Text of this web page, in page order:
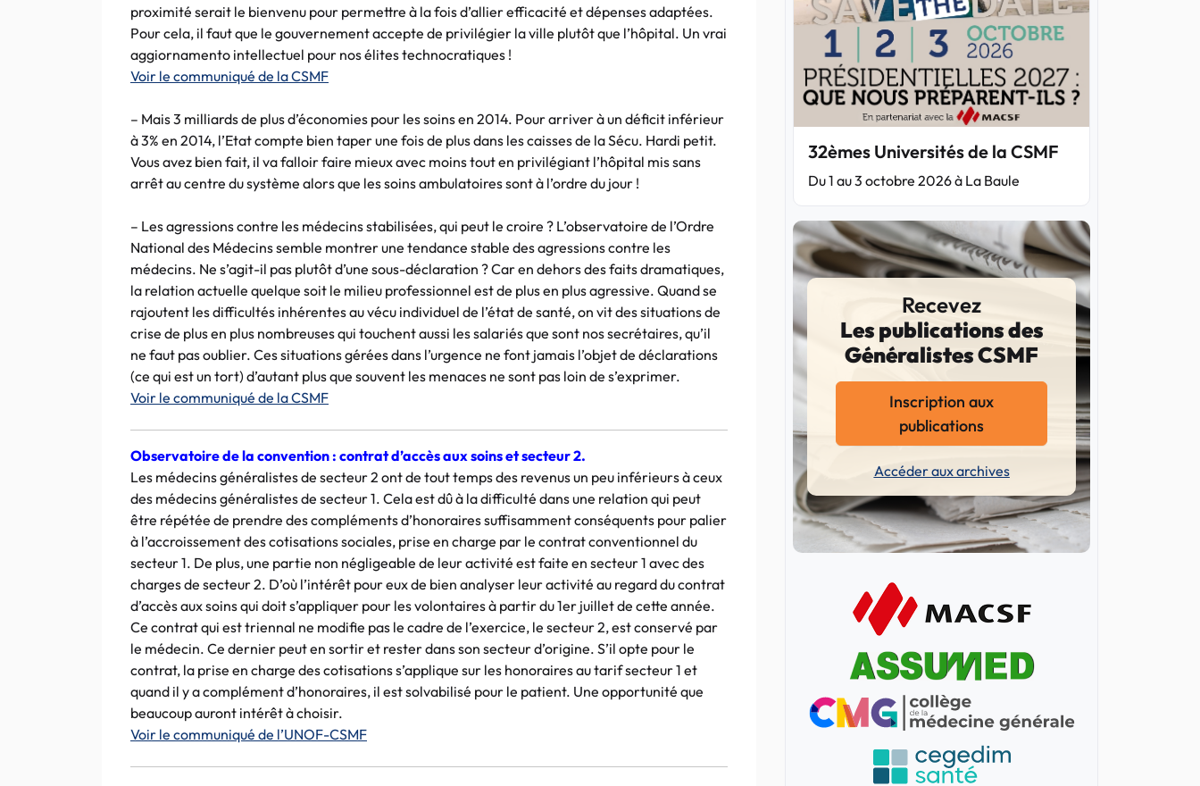
proximité serait le bienvenu pour permettre à la fois d’allier efficacité et dépenses adaptées.
Pour cela, il faut que le gouvernement accepte de privilégier la ville plutôt que l’hôpital. Un vrai
aggiornamento intellectuel pour nos élites technocratiques !
Voir le communiqué de la CSMF
– Mais 3 milliards de plus d’économies pour les soins en 2014. Pour arriver à un déficit inférieur
à 3% en 2014, l’Etat compte bien taper une fois de plus dans les caisses de la Sécu. Hardi petit.
Vous avez bien fait, il va falloir faire mieux avec moins tout en privilégiant l’hôpital mis sans
arrêt au centre du système alors que les soins ambulatoires sont à l’ordre du jour !
– Les agressions contre les médecins stabilisées, qui peut le croire ? L’observatoire de l’Ordre
National des Médecins semble montrer une tendance stable des agressions contre les
médecins. Ne s’agit-il pas plutôt d’une sous-déclaration ? Car en dehors des faits dramatiques,
la relation actuelle quelque soit le milieu professionnel est de plus en plus agressive. Quand se
rajoutent les difficultés inhérentes au vécu individuel de l’état de santé, on vit des situations de
crise de plus en plus nombreuses qui touchent aussi les salariés que sont nos secrétaires, qu’il
ne faut pas oublier. Ces situations gérées dans l’urgence ne font jamais l’objet de déclarations
(ce qui est un tort) d’autant plus que souvent les menaces ne sont pas loin de s’exprimer.
Voir le communiqué de la CSMF
Observatoire de la convention : contrat d’accès aux soins et secteur 2.
Les médecins généralistes de secteur 2 ont de tout temps des revenus un peu inférieurs à ceux
des médecins généralistes de secteur 1. Cela est dû à la difficulté dans une relation qui peut
être répétée de prendre des compléments d’honoraires suffisamment conséquents pour palier
à l’accroissement des cotisations sociales, prise en charge par le contrat conventionnel du
secteur 1. De plus, une partie non négligeable de leur activité est faite en secteur 1 avec des
charges de secteur 2. D’où l’intérêt pour eux de bien analyser leur activité au regard du contrat
d’accès aux soins qui doit s’appliquer pour les volontaires à partir du 1er juillet de cette année.
Ce contrat qui est triennal ne modifie pas le cadre de l’exercice, le secteur 2, est conservé par
le médecin. Ce dernier peut en sortir et rester dans son secteur d’origine. S’il opte pour le
contrat, la prise en charge des cotisations s’applique sur les honoraires au tarif secteur 1 et
quand il y a complément d’honoraires, il est solvabilisé pour le patient. Une opportunité que
beaucoup auront intérêt à choisir.
Voir le communiqué de l’UNOF-CSMF
32èmes Universités de la CSMF
Du 1 au 3 octobre 2026 à La Baule
Recevez
Les publications des
Généralistes CSMF
Inscription aux
publications
Accéder aux archives